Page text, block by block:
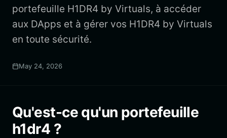
portefeuille H1DR4 by Virtuals, à accéder
aux DApps et à gérer vos H1DR4 by Virtuals
en toute sécurité.
May 24, 2026
Qu'est-ce qu'un portefeuille
h1dr4 ?